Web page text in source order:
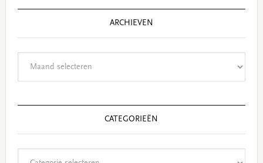
ARCHIEVEN
CATEGORIEËN